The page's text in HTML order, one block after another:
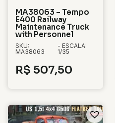
MA38063 – Tempo
E400 Railway
Maintenance Truck
with Personnel
SKU:
MA38063
- ESCALA:
1/35
R$ 507,50